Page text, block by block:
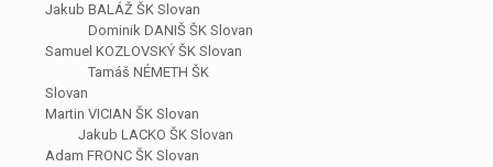
Jakub BALÁŽ ŠK Slovan
Dominik DANIŠ ŠK Slovan
Samuel KOZLOVSKÝ ŠK Slovan
Tamáš NÉMETH ŠK
Slovan
Martin VICIAN ŠK Slovan
Jakub LACKO ŠK Slovan
Adam FRONC ŠK Slovan